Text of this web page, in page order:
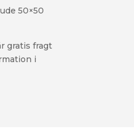
50×50
gratis fragt
i